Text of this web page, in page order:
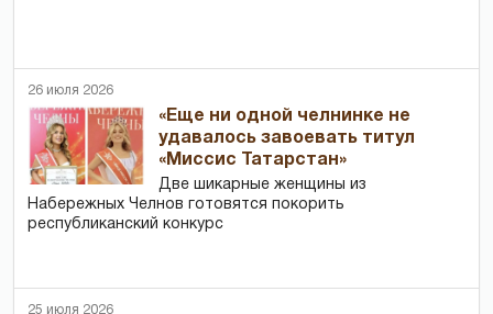
26 июля 2026
«Еще ни одной челнинке не
удавалось завоевать титул
«Миссис Татарстан»
Две шикарные женщины из
Набережных Челнов готовятся покорить
республиканский конкурс
25 июля 2026